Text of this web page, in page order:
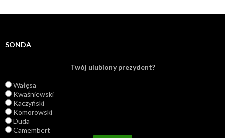
SONDA
Twój ulubiony prezydent?
Wałęsa
Kwaśniewski
Kaczyński
Komorowski
Duda
Camembert